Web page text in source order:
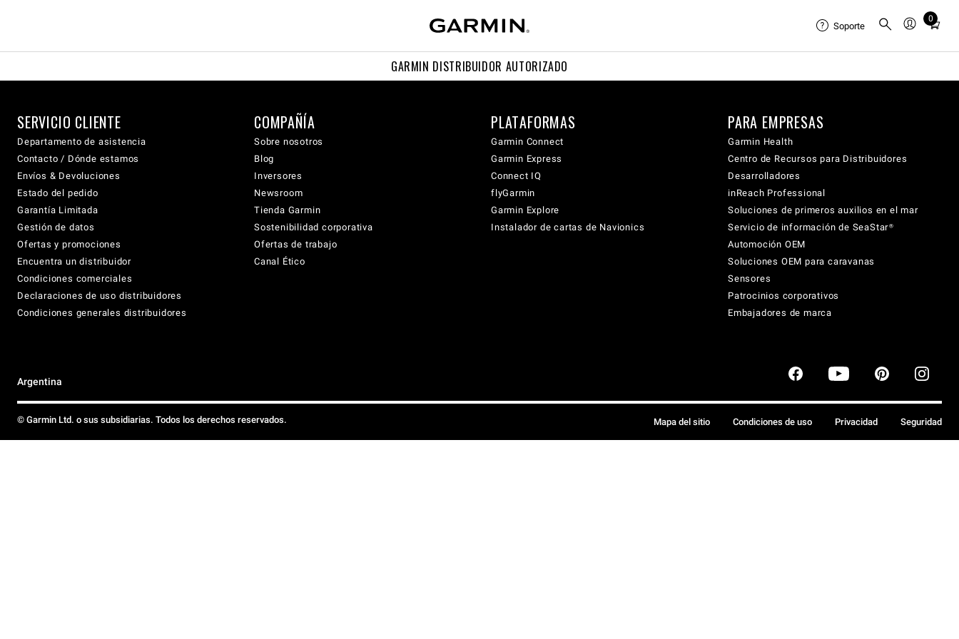
GARMIN DISTRIBUIDOR AUTORIZADO
Soporte
0
Total
cart:
SERVICIO CLIENTE
Departamento de asistencia
Contacto / Dónde estamos
Envíos & Devoluciones
Estado del pedido
Garantía Limitada
Gestión de datos
Ofertas y promociones
Encuentra un distribuidor
Condiciones comerciales
Declaraciones de uso distribuidores
Condiciones generales distribuidores
COMPAÑÍA
Sobre nosotros
Blog
Inversores
Newsroom
Tienda Garmin
Sostenibilidad corporativa
Ofertas de trabajo
Canal Ético
PLATAFORMAS
Garmin Connect
Garmin Express
Connect IQ
flyGarmin
Garmin Explore
Instalador de cartas de Navionics
PARA EMPRESAS
Garmin Health
Centro de Recursos para Distribuidores
Desarrolladores
inReach Professional
Soluciones de primeros auxilios en el mar
Servicio de información de SeaStar®
Automoción OEM
Soluciones OEM para caravanas
Sensores
Patrocinios corporativos
Embajadores de marca
Argentina
© Garmin Ltd. o sus subsidiarias. Todos los derechos reservados. Mapa del sitio Condiciones de uso Privacidad Seguridad